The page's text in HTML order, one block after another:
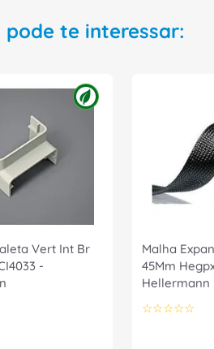
pode te interessar:
Vert Int Br
-
Malha
45Mm
Hellermann
☆☆☆☆☆